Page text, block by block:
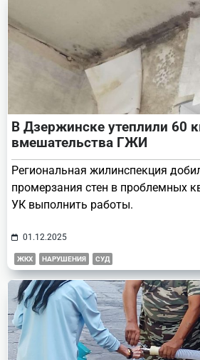
В Дзержинске утеплили 60
вмешательства ГЖИ
Региональная жилинспекция
промерзания стен в проблемных
УК выполнить работы.
01.12.2025
ЖКХ НАРУШЕНИЯ СУД